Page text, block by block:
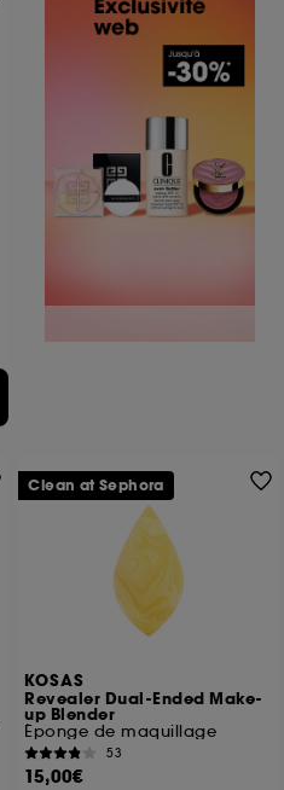
KOSAS
Revealer Dual-Ended Make-
up Blender
Éponge de maquillage
53
15,00€
Clean at Sephora